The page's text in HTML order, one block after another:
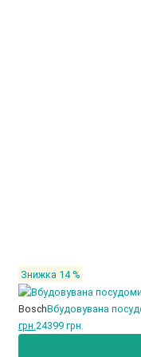
Знижка 14 %
BoschВбудовувана
грн. 24399 грн.